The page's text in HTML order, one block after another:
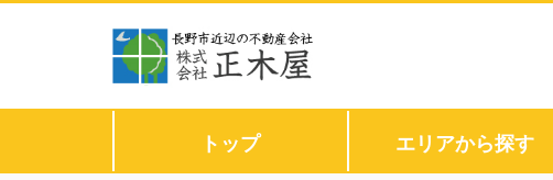
トップ エリアから探す